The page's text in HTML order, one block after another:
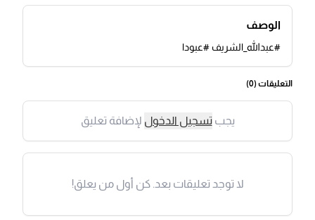
الوصف
#عبدالله_الشريف #عبودا
التعليقات (0
)
يجبتسجيل الدخول لإضافة تعليق
لا توجد تعليقات بعد. كن أول من يعلق!